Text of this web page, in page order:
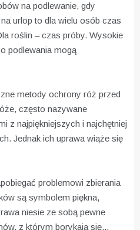
na podlewanie, gdy
urlop to dla wielu osób czas
roślin – czas próby. Wysokie
podlewania mogą
metody ochrony róż przed
często nazywane
z najpiękniejszych i najchętniej
Jednak ich uprawa wiąże się
problemowi zbierania
są symbolem piękna,
niesie ze sobą pewne
z którym borykają się...